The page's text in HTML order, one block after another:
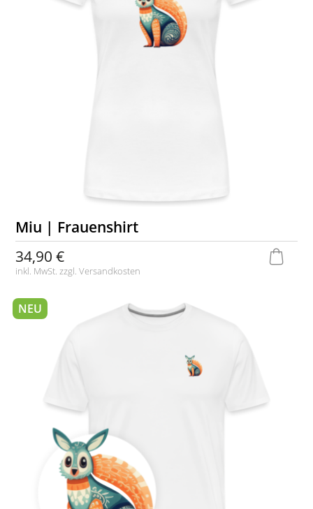
Miu | Frauenshirt
34,90 €
inkl. MwSt. zzgl.Versandkosten
NEU